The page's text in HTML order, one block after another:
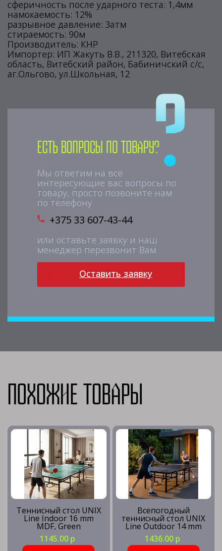
сферичность после ударного теста: 1,4мм
намокаемость: 12%
разрывное давление: 3атм
стираемость: 90м
Производитель: КНР
Импортер: ИП Жакуть В.В., 211320, Витебская
область, Витебский район, Бабиничский с/с,
аг.Ольгово, ул.Школьная, 12
Есть вопросы по товару?
Мы ответим на все
интересующие вас вопросы по
товару, просто позвоните нам
по телефону
+375 33 607-43-44
или оставьте заявку и наш
менеджер перезвонит Вам
Оставить заявку
Похожие товары
Теннисный стол UNIX
Line Indoor 16 mm
MDF, Green
1145.00 р
Всепогодный
теннисный стол UNIX
Line Outdoor 14 mm
SMC, Grey
1436.00 р